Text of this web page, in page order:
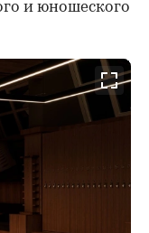
и юношеского